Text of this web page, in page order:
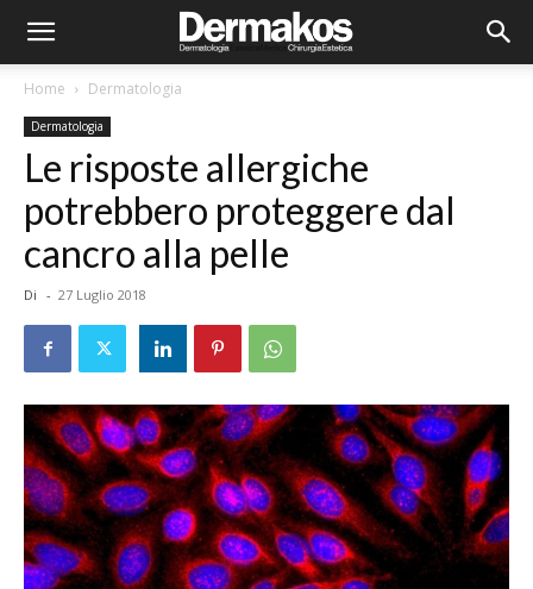
Home Dermatologia
Dermatologia
Le risposte allergiche
potrebbero proteggere dal
cancro alla pelle
Di - 27 Luglio 2018